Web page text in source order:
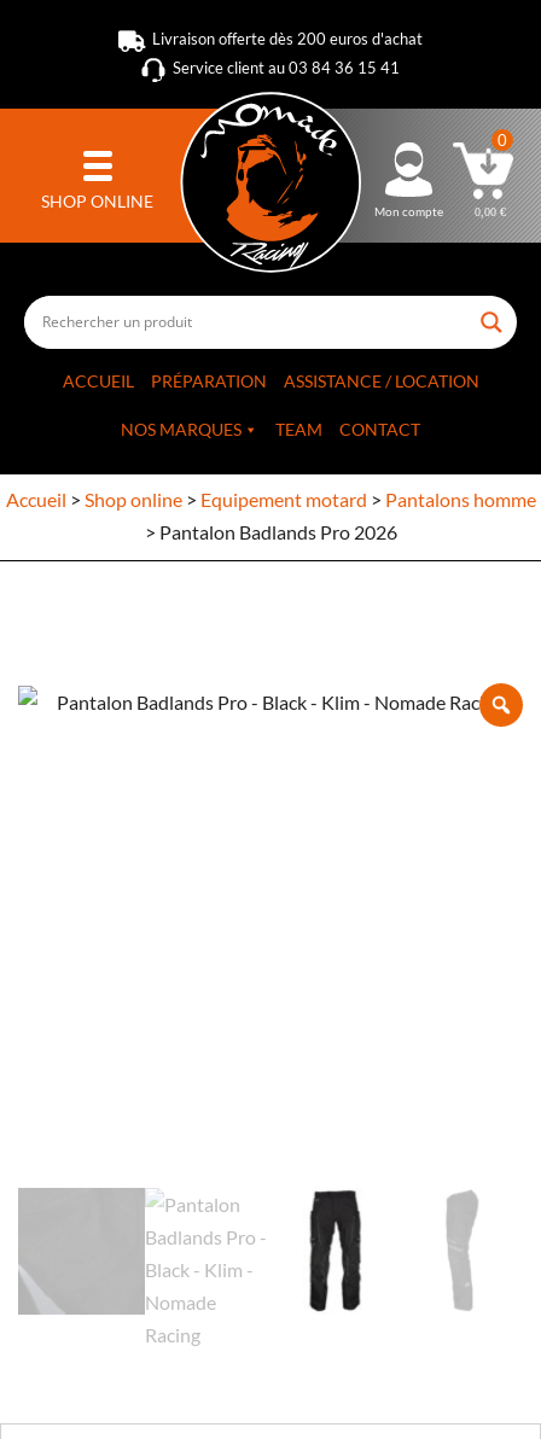
Livraison offerte dès 200 euros d'achat
Service client au 03 84 36 15 41
SHOP ONLINE Mon compte
0
0,00€
ACCUEIL PRÉPARATION ASSISTANCE / LOCATION
NOS MARQUES TEAM CONTACT
Accueil > Shop online> Equipement motard > Pantalons homme
> Pantalon Badlands Pro 2026